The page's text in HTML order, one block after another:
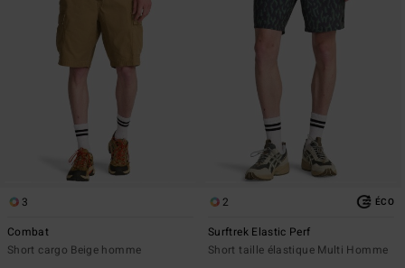
3
Combat
Short cargo Beige homme
2 ÉCO
Surftrek Elastic Perf
Short taille élastique Multi Homme